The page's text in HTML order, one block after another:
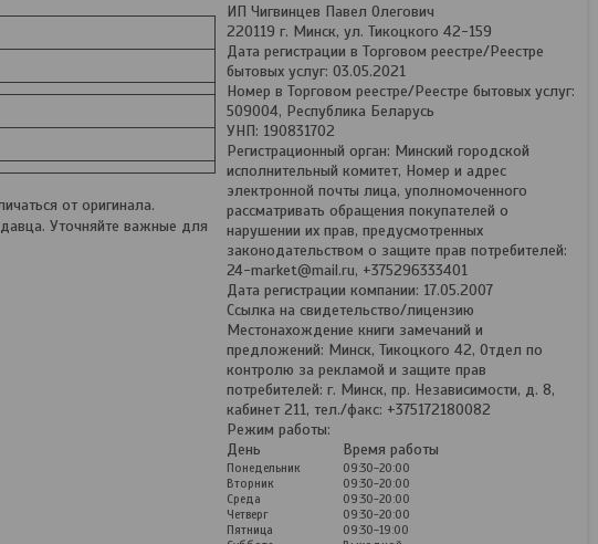
от оригинала.
Уточняйте важные для
ИП Чигвинцев Павел Олегович
220119 г. Минск, ул. Тикоцкого 42-159
Дата регистрации в Торговом реестре/Реестре
бытовых услуг: 03.05.2021
Номер в Торговом реестре/Реестре бытовых услуг:
509004, Республика Беларусь
УНП: 190831702
Регистрационный орган: Минский городской
исполнительный комитет, Номер и адрес
электронной почты лица, уполномоченного
рассматривать обращения покупателей о
нарушении их прав, предусмотренных
законодательством о защите прав потребителей:
24-market@mail.ru, +375296333401
Дата регистрации компании: 17.05.2007
Ссылка на свидетельство/лицензию
Местонахождение книги замечаний и
предложений: Минск, Тикоцкого 42, Отдел по
контролю за рекламой и защите прав
потребителей: г. Минск, пр. Независимости, д. 8,
кабинет 211, тел./факс: +375172180082
Режим работы:
День
Время работы
Понедельник
09:30-20:00
Вторник
09:30-20:00
Среда
09:30-20:00
Четверг
09:30-20:00
Пятница
09:30-19:00